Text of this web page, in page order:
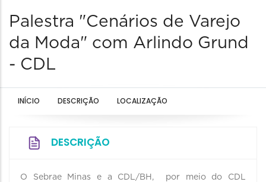
Palestra "Cenários de Varejo
da Moda" com Arlindo Grund
- CDL
INÍCIO DESCRIÇÃO LOCALIZAÇÃO
DESCRIÇÃO
O Sebrae Minas e a CDL/BH, por meio do CDL